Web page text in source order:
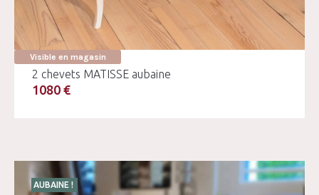
Visible en magasin
2 chevets MATISSE aubaine
1080 €
AUBAINE !